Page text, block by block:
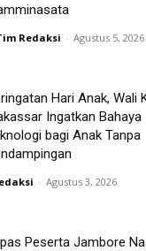
Redaksi - Agustus 5, 2026
Hari Anak, Wali
Ingatkan Bahaya
bagi Anak Tanpa
- Agustus 3, 2026
Peserta Jambore